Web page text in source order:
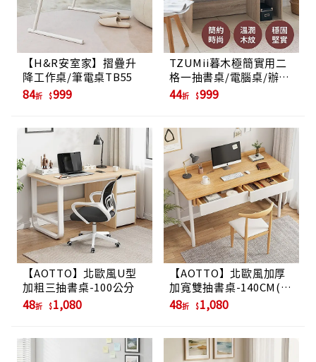
【H&R安室家】摺疊升
降工作桌/筆電桌TB55
84折 999
TZUMii暮木極簡實用二
格一抽書桌/電腦桌/辦公
桌/工作桌
44折 999
【AOTTO】北歐風U型
加粗三抽書桌-100公分
48折 1,080
【AOTTO】北歐風加厚
加寬雙抽書桌-140CM(電
腦桌 辦公桌 工作桌)
48折 1,080